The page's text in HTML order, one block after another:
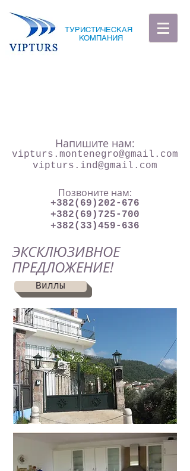
ТУРИСТИЧЕСКАЯ
КОМПАНИЯ
Напишите нам:
vipturs.montenegro@gmail.com
vipturs.ind@gmail.com
Позвоните нам:
+382(69)202-676
+382(69)725-700
+382(33)459-636
ЭКСКЛЮЗИВНОЕ
ПРЕДЛОЖЕНИЕ!
Виллы